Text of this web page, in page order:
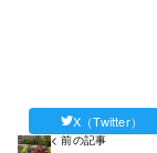
X（Twitter）
< 前の記事